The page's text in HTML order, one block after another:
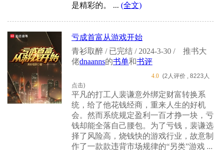
是精彩的。 ... (全文)
亏成首富从游戏开始
青衫取醉 / 已完结 / 2024-3-30 /
推书大
佬dnaanns的书单和书评
4.0 (2人评价 , 8223人
点击)
平凡的打工人裴谦意外绑定财富转换系
统，给了他花钱经商，重来人生的好机
会。然而系统规定盈利一百才挣一块，亏
钱却能全落自己腰包。为了亏钱，裴谦选
择了风险高，烧钱快的游戏行业，故意制
作了一款款违背市场规律的“另类”游戏 ...